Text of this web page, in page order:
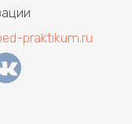
praktikum.ru